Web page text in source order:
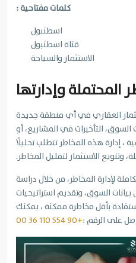
كلمات مفتاحية :
اسطنبول
قناة اسطنبول
الاستثمار والسياحة
المحتملة وإدارتها
العقاري في أي منطقة جديدة
التأخيرات في المشاريع، أو
، إدارة هذه المخاطر تتطلب تحليلًا
الاستثمار لتقليل المخاطر.
لإدارة المخاطر، من خلال دراسة
السوق، وتقديم استراتيجيات
بأقل مخاطرة ممكنة ، يمكنك
على الرقم :+90 554 110 36 00